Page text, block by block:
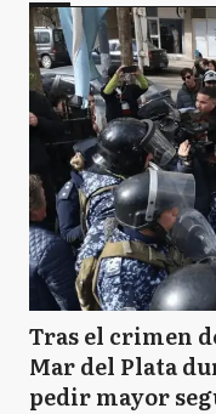
Tras el crimen
Mar del Plata
pedir mayor